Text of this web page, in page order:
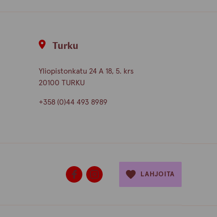
Turku
Yliopistonkatu 24 A 18, 5. krs
20100 TURKU
+358 (0)44 493 8989
LAHJOITA